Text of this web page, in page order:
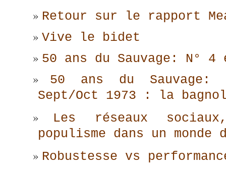
Retour sur le rapport
Vive le bidet
50 ans du Sauvage: N°
50 ans du
Sept/Oct 1973 : la
Les réseaux
populisme dans un monde
Robustesse vs